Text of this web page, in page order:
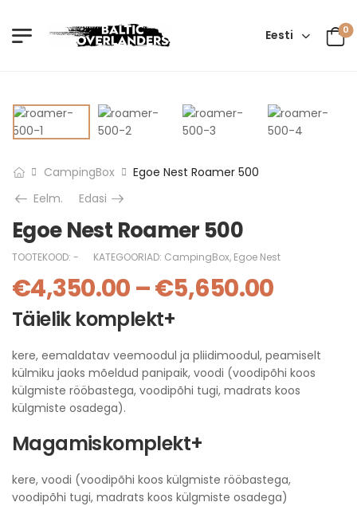
Eesti 0
CampingBox
Egoe Nest Roamer 500
Eelm.
Edasi
Egoe Nest Roamer 500
TOOTEKOOD: - KATEGOORIAD: CampingBox, Egoe Nest
€4,350.00–€5,650.00
Täielik komplekt+
kere, eemaldatav veemoodul ja pliidimoodul, peamiselt
külmiku jaoks mõeldud panipaik, voodi (voodipõhi koos
külgmiste rööbastega, voodipõhi tugi, madrats koos
külgmiste osadega).
Magamiskomplekt+
kere, voodi (voodipõhi koos külgmiste rööbastega,
voodipõhi tugi, madrats koos külgmiste osadega)